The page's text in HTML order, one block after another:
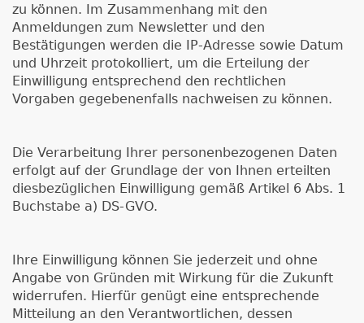
zu können. Im Zusammenhang mit den
Anmeldungen zum Newsletter und den
Bestätigungen werden die IP-Adresse sowie Datum
und Uhrzeit protokolliert, um die Erteilung der
Einwilligung entsprechend den rechtlichen
Vorgaben gegebenenfalls nachweisen zu können.
Die Verarbeitung Ihrer personenbezogenen Daten
erfolgt auf der Grundlage der von Ihnen erteilten
diesbezüglichen Einwilligung gemäß Artikel 6 Abs. 1
Buchstabe a) DS-GVO.
Ihre Einwilligung können Sie jederzeit und ohne
Angabe von Gründen mit Wirkung für die Zukunft
widerrufen. Hierfür genügt eine entsprechende
Mitteilung an den Verantwortlichen, dessen